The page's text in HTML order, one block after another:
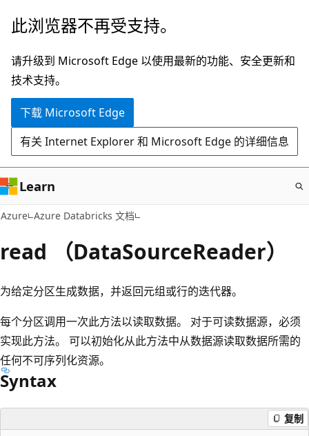
跳
主
要
内
此浏览器不再受支持。
请升级到 Microsoft Edge 以使用最新的功能、安全更新和
技术支持。
下载 Microsoft Edge
有关 Internet Explorer 和 Microsoft Edge 的详细信息
Learn
Azure Azure Databricks 文档
read （DataSourceReader）
为给定分区生成数据，并返回元组或行的迭代器。
每个分区调用一次此方法以读取数据。 对于可读数据源，必须
实现此方法。 可以初始化从此方法中从数据源读取数据所需的
任何不可序列化资源。
Syntax
复制